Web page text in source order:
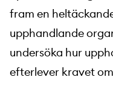
fram en
upphandlande
undersöka hur
efterlever kravet